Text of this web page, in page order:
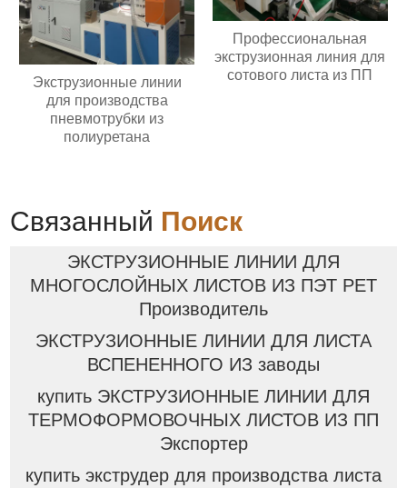
Экструзионные линии
для производства
пневмотрубки из
полиуретана
Профессиональная
экструзионная линия для
сотового листа из ПП
Связанный Поиск
ЭКСТРУЗИОННЫЕ ЛИНИИ ДЛЯ
МНОГОСЛОЙНЫХ ЛИСТОВ ИЗ ПЭТ PET
Производитель
ЭКСТРУЗИОННЫЕ ЛИНИИ ДЛЯ ЛИСТА
ВСПЕНЕННОГО ИЗ заводы
купить ЭКСТРУЗИОННЫЕ ЛИНИИ ДЛЯ
ТЕРМОФОРМОВОЧНЫХ ЛИСТОВ ИЗ ПП
Экспортер
купить экструдер для производства листа